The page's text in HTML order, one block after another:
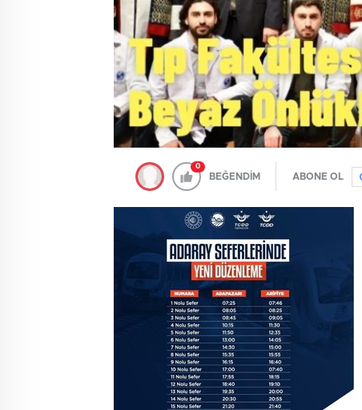
0
BEĞENDİM ABONE OL